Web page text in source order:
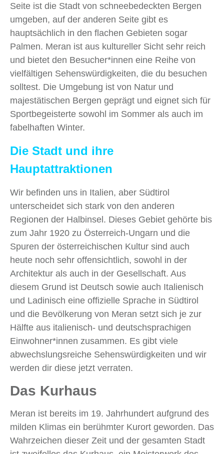
Seite ist die Stadt von schneebedeckten Bergen
umgeben, auf der anderen Seite gibt es
hauptsächlich in den flachen Gebieten sogar
Palmen. Meran ist aus kultureller Sicht sehr reich
und bietet den Besucher*innen eine Reihe von
vielfältigen Sehenswürdigkeiten, die du besuchen
solltest. Die Umgebung ist von Natur und
majestätischen Bergen geprägt und eignet sich für
Sportbegeisterte sowohl im Sommer als auch im
fabelhaften Winter.
Die Stadt und ihre
Hauptattraktionen
Wir befinden uns in Italien, aber Südtirol
unterscheidet sich stark von den anderen
Regionen der Halbinsel. Dieses Gebiet gehörte bis
zum Jahr 1920 zu Österreich-Ungarn und die
Spuren der österreichischen Kultur sind auch
heute noch sehr offensichtlich, sowohl in der
Architektur als auch in der Gesellschaft. Aus
diesem Grund ist Deutsch sowie auch Italienisch
und Ladinisch eine offizielle Sprache in Südtirol
und die Bevölkerung von Meran setzt sich je zur
Hälfte aus italienisch- und deutschsprachigen
Einwohner*innen zusammen. Es gibt viele
abwechslungsreiche Sehenswürdigkeiten und wir
werden dir diese jetzt verraten.
Das Kurhaus
Meran ist bereits im 19. Jahrhundert aufgrund des
milden Klimas ein berühmter Kurort geworden. Das
Wahrzeichen dieser Zeit und der gesamten Stadt